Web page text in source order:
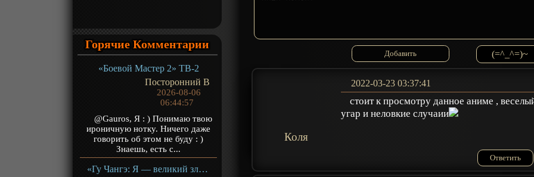
Горячие Комментарии
«Боевой Мастер 2» ТВ-2
Посторонний В
2026-08-06
06:44:57
@Gauros, Я : ) Понимаю твою
ироничную нотку. Ничего даже
говорить об этом не буду : )
Знаешь, есть с...
«Гу Чангэ: Я — великий злодей Небесной Судьбы» ТВ-1
(=^_^=)~
Коля
2022-03-23 03:37:41
стоит к просмотру данное аниме ,
угар и неловкие случаии
Ответить